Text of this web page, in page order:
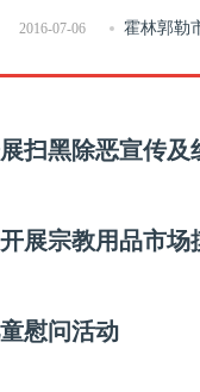
2016-07-06 霍林郭勒
工作
扫黑除恶宣传及
展宗教用品市场
慰问活动